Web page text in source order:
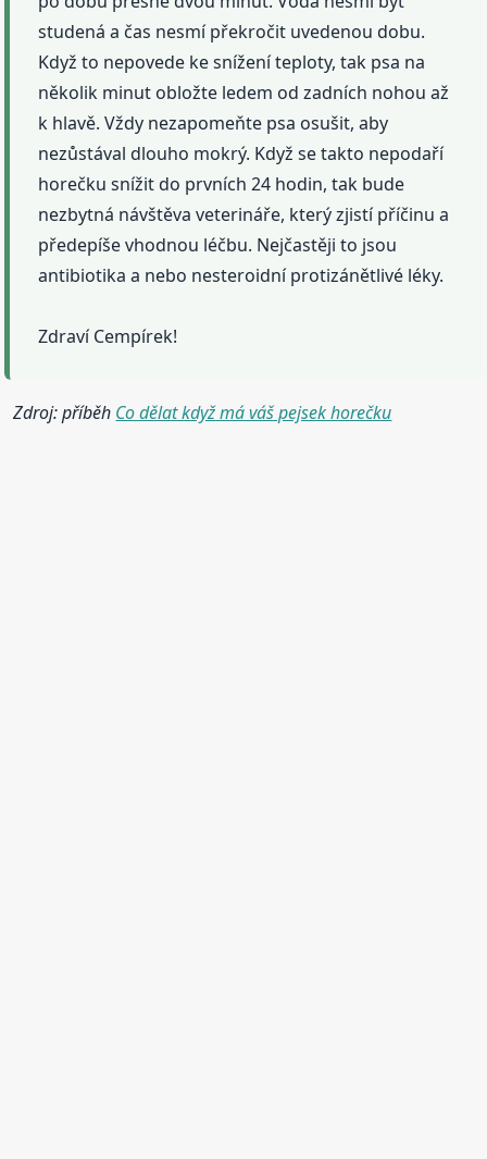
studená a čas nesmí překročit uvedenou dobu.
Když to nepovede ke snížení teploty, tak psa na
několik minut obložte ledem od zadních nohou až
k hlavě. Vždy nezapomeňte psa osušit, aby
nezůstával dlouho mokrý. Když se takto nepodaří
horečku snížit do prvních 24 hodin, tak bude
nezbytná návštěva veterináře, který zjistí příčinu a
předepíše vhodnou léčbu. Nejčastěji to jsou
antibiotika a nebo nesteroidní protizánětlivé léky.
Zdraví Cempírek!
Zdroj: příběh Co dělat když má váš pejsek horečku